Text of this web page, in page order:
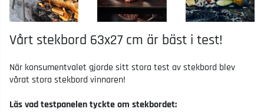
Vårt stekbord 63x27 cm är bäst i test!
När konsumentvalet gjorde sitt stora test av stekbord blev
vårat stora stekbord vinnaren!
Läs vad testpanelen tyckte om stekbordet: